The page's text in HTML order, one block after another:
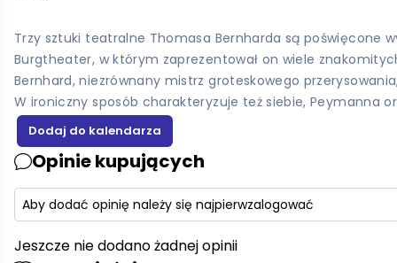
Trzy sztuki teatralne Thomasa Bernharda są poświęcone
Burgtheater, w którym zaprezentował on wiele
Bernhard, niezrównany mistrz groteskowego
W ironiczny sposób charakteryzuje też siebie, Peymanna
Opinie kupujących
Aby dodać opinię należy się najpierwzalogować
Jeszcze nie dodano żadnej opinii